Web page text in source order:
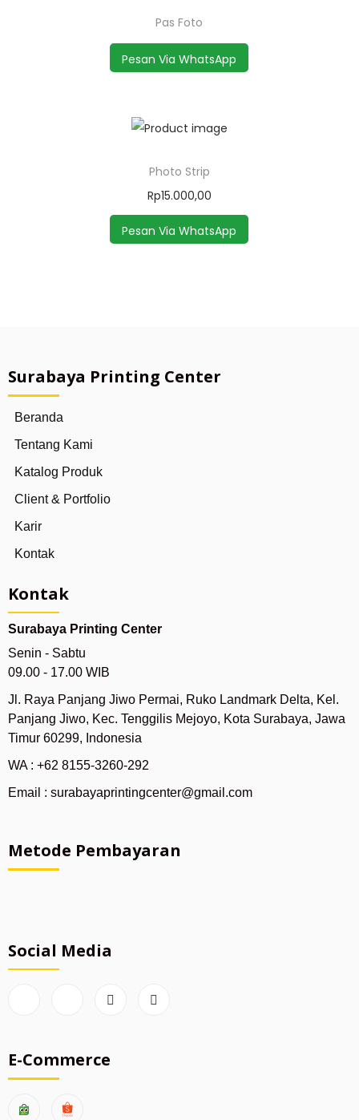
Pas Foto
Pesan Via WhatsApp
Photo Strip
Rp15.000,00
Pesan Via WhatsApp
Surabaya Printing Center
Beranda
Tentang Kami
Katalog Produk
Client & Portfolio
Karir
Kontak
Kontak
Surabaya Printing Center
Senin - Sabtu
09.00 - 17.00 WIB
Jl. Raya Panjang Jiwo Permai, Ruko Landmark Delta, Kel.
Panjang Jiwo, Kec. Tenggilis Mejoyo, Kota Surabaya, Jawa
Timur 60299, Indonesia
WA : +62 8155-3260-292
Email : surabayaprintingcenter@gmail.com
Metode Pembayaran
Social Media
E-Commerce